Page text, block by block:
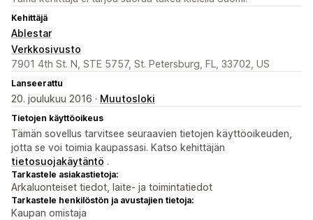
Kehittäjä
Ablestar
Verkkosivusto
7901 4th St. N, STE 5757, St. Petersburg, FL, 33702, US
Lanseerattu
20. joulukuu 2016 · Muutosloki
Tietojen käyttöoikeus
Tämän sovellus tarvitsee seuraavien tietojen käyttöoikeuden,
jotta se voi toimia kaupassasi. Katso kehittäjän
tietosuojakäytäntö .
Tarkastele asiakastietoja:
Arkaluonteiset tiedot, laite- ja toimintatiedot
Tarkastele henkilöstön ja avustajien tietoja:
Kaupan omistaja